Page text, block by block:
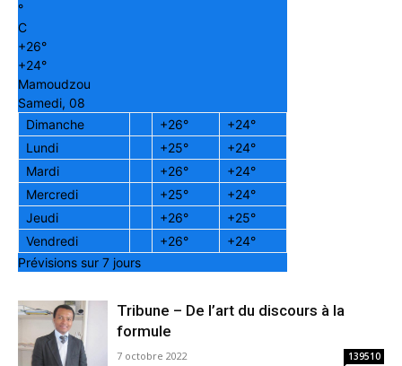
°
C
+26°
+24°
Mamoudzou
Samedi, 08
Dimanche
+26° +24°
Lundi
+25° +24°
Mardi
+26° +24°
Mercredi
+25° +24°
Jeudi
+26° +25°
Vendredi
+26° +24°
Prévisions sur 7 jours
Tribune – De l’art du discours à la
formule
7 octobre 2022 139510